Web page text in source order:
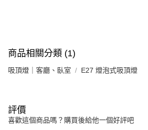
商品相關分類 (1)
吸頂燈｜客廳、臥室 E27 燈泡式吸頂燈
評價
喜歡這個商品嗎？購買後給他一個好評吧